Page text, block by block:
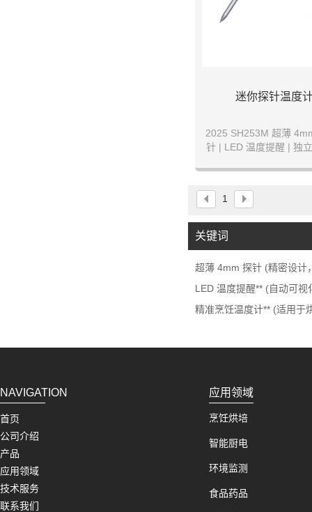
迷你探针温度
2025 SH253M 超薄
针 | LED 温度提醒 | 独
1
关键词
超薄 4mm 探针 (精密设计
LED 温度提醒** (自动可
精准烹饪温度计** (适用于
NAVIGATION
首页
公司介绍
产品
应用领域
技术服务
联系我们
应用领域
烹饪烘培
智能厨电
环境监测
食品药品